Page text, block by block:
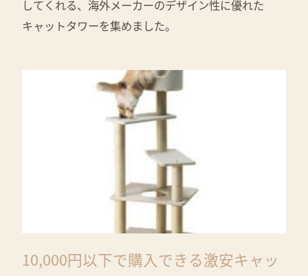
してくれる、海外メーカーのデザイン性に優れた
キャットタワーを集めました。
10,000円以下で購入できる激安キャッ